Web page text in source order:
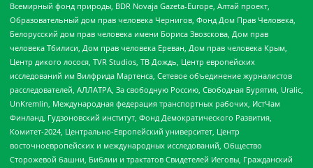
Всемирный фонд природы, BDR Novaja Gazeta-Europe, Алтай проект,
Образовательный дом прав человека Чернигов, Фонд Дом Прав Человека,
Белорусский дом прав человека имени Бориса Звозскова, Дом прав
человека Тбилиси, Дом прав человека Ереван, Дом прав человека Крым,
Центр дикого лосося, TVR Studios, ТВ Дождь, Центр европейских
исследований им Вилфрида Мартенса, Сетевое объединение журналистов
расследователей, АЛЛАТРА, За свободную Россию, Свободная Бурятия, Uralic,
UnKremlin, Международная федерация транспортных рабочих, ИстЧам
Финланд, Гудзоновский институт, Фонд Демократического Развития,
Комитет-2024, Центрально-Европейский университет, Центр
восточноевропейских и международных исследований, Общество
Сторожевой башни, Библии и трактатов Свидетелей Иеговы, Гражданский